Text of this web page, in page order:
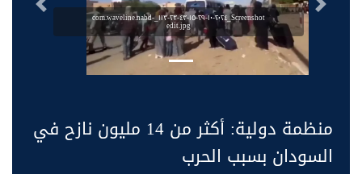
Screenshot_٢٠٢٤-١٠-٢٩-١٥-٤٣-٢٣-١١٣_com.waveline.nabd-
edit.jpg
التالى السابق
منظمة دولية: أكثر من 14 مليون نازح في
السودان بسبب الحرب